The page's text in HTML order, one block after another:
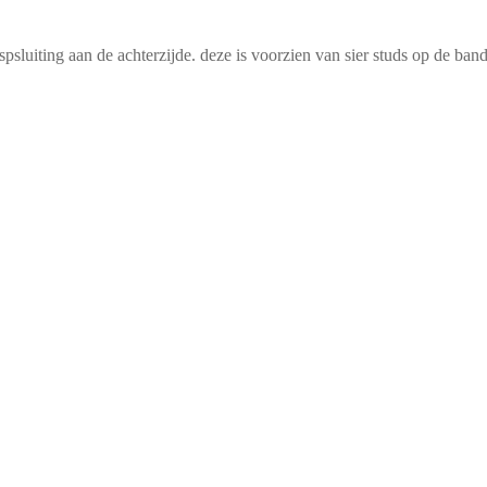
aan de achterzijde. deze is voorzien van sier studs op de